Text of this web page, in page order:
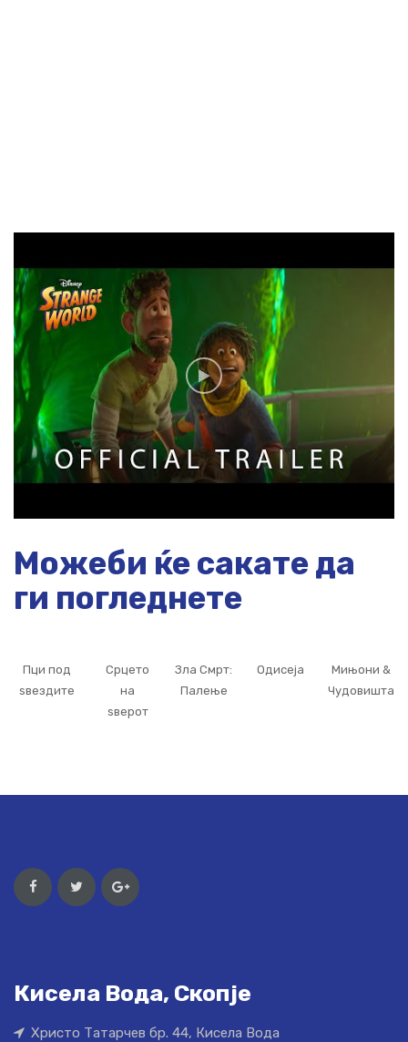
Можеби ќе сакате да
ги погледнете
Пци под
ѕвездите
Срцето
на
ѕверот
Зла Смрт:
Палење
Одисеја
Мињони &
Чудовишта
Кисела Вода, Скопје
Христо Татарчев бр. 44, Кисела Вода